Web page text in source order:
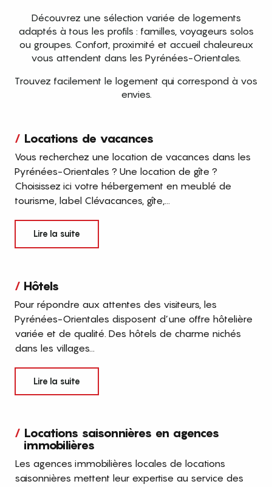
Découvrez une sélection variée de logements
adaptés à tous les profils : familles, voyageurs solos
ou groupes. Confort, proximité et accueil chaleureux
vous attendent dans les Pyrénées-Orientales.
Trouvez facilement le logement qui correspond à vos
envies.
Locations de vacances
Vous recherchez une location de vacances dans les
Pyrénées-Orientales ? Une location de gîte ?
Choisissez ici votre hébergement en meublé de
tourisme, label Clévacances, gîte,...
Lire la suite
Hôtels
Pour répondre aux attentes des visiteurs, les
Pyrénées-Orientales disposent d’une offre hôtelière
variée et de qualité. Des hôtels de charme nichés
dans les villages...
Lire la suite
Locations saisonnières en agences
immobilières
Les agences immobilières locales de locations
saisonnières mettent leur expertise au service des